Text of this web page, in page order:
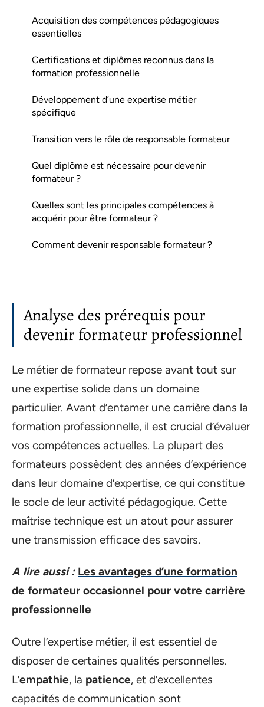
Acquisition des compétences pédagogiques
essentielles
Certifications et diplômes reconnus dans la
formation professionnelle
Développement d’une expertise métier
spécifique
Transition vers le rôle de responsable formateur
Quel diplôme est nécessaire pour devenir
formateur ?
Quelles sont les principales compétences à
acquérir pour être formateur ?
Comment devenir responsable formateur ?
Analyse des prérequis pour
devenir formateur professionnel
Le métier de formateur repose avant tout sur
une expertise solide dans un domaine
particulier. Avant d’entamer une carrière dans la
formation professionnelle, il est crucial d’évaluer
vos compétences actuelles. La plupart des
formateurs possèdent des années d’expérience
dans leur domaine d’expertise, ce qui constitue
le socle de leur activité pédagogique. Cette
maîtrise technique est un atout pour assurer
une transmission efficace des savoirs.
A lire aussi : Les avantages d’une formation
de formateur occasionnel pour votre carrière
professionnelle
Outre l’expertise métier, il est essentiel de
disposer de certaines qualités personnelles.
L’empathie, la patience, et d’excellentes
capacités de communication sont